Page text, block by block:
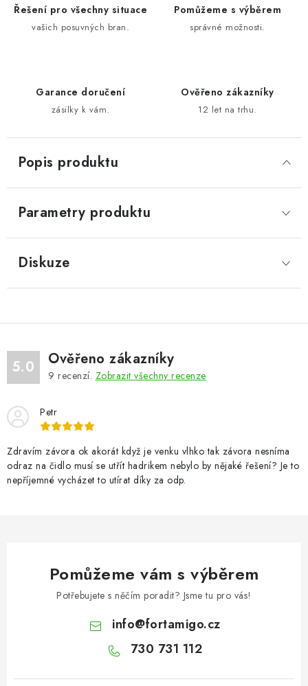
Řešení pro všechny situace
vašich posuvných bran.
Pomůžeme s výběrem
správné možnosti.
Garance doručení
zásilky k vám.
Ověřeno zákazníky
12 let na trhu.
Popis produktu
Parametry produktu
Diskuze
5.0 Ověřeno zákazníky
9 recenzí. Zobrazit všechny recenze
Petr
Zdravím závora ok akorát když je venku vlhko tak závora nesníma
odraz na čidlo musí se utřít hadrikem nebylo by nějaké řešení? Je to
nepříjemné vycházet to utírat díky za odp.
Pomůžeme vám s výběrem
Potřebujete s něčím poradit? Jsme tu pro vás!
info@fortamigo.cz
730 731 112